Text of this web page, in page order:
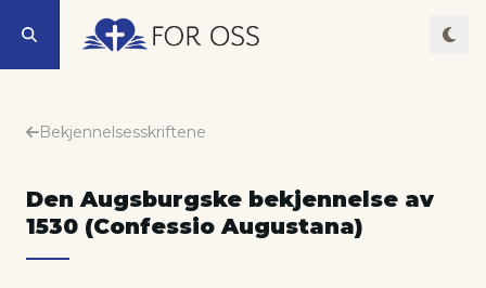
Bekjennelsesskriftene
Den Augsburgske bekjennelse av
1530 (Confessio Augustana)